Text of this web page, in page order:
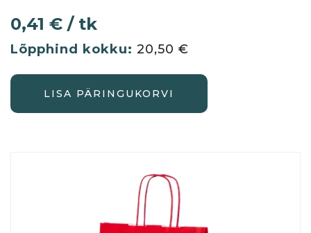
20,50 €
0,41 € / tk
LISA PÄRINGUKORVI